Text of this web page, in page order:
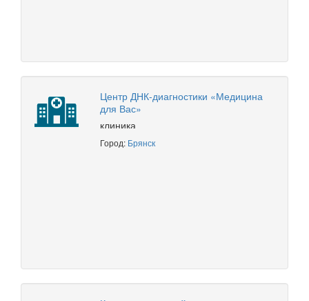
Центр ДНК-диагностики «Медицина
для Вас»
клиника
Город: Брянск